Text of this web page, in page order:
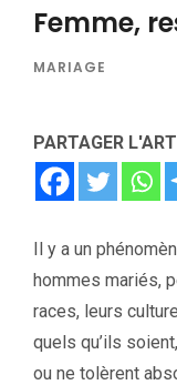
Femme,
MARIAGE
PARTAGER
Il y a un
hommes mariés,
races, leurs
quels qu’ils
ou ne tolèrent